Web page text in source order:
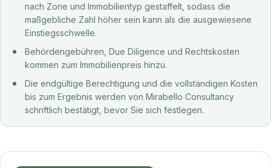
nach Zone und Immobilientyp gestaffelt, sodass die
maßgebliche Zahl höher sein kann als die ausgewiesene
Einstiegsschwelle.
Behördengebühren, Due Diligence und Rechtskosten
kommen zum Immobilienpreis hinzu.
Die endgültige Berechtigung und die vollständigen Kosten
bis zum Ergebnis werden von Mirabello Consultancy
schriftlich bestätigt, bevor Sie sich festlegen.